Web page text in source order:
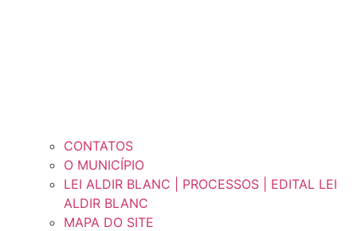
CONTATOS
O MUNICÍPIO
LEI ALDIR BLANC | PROCESSOS | EDITAL LEI
ALDIR BLANC
MAPA DO SITE